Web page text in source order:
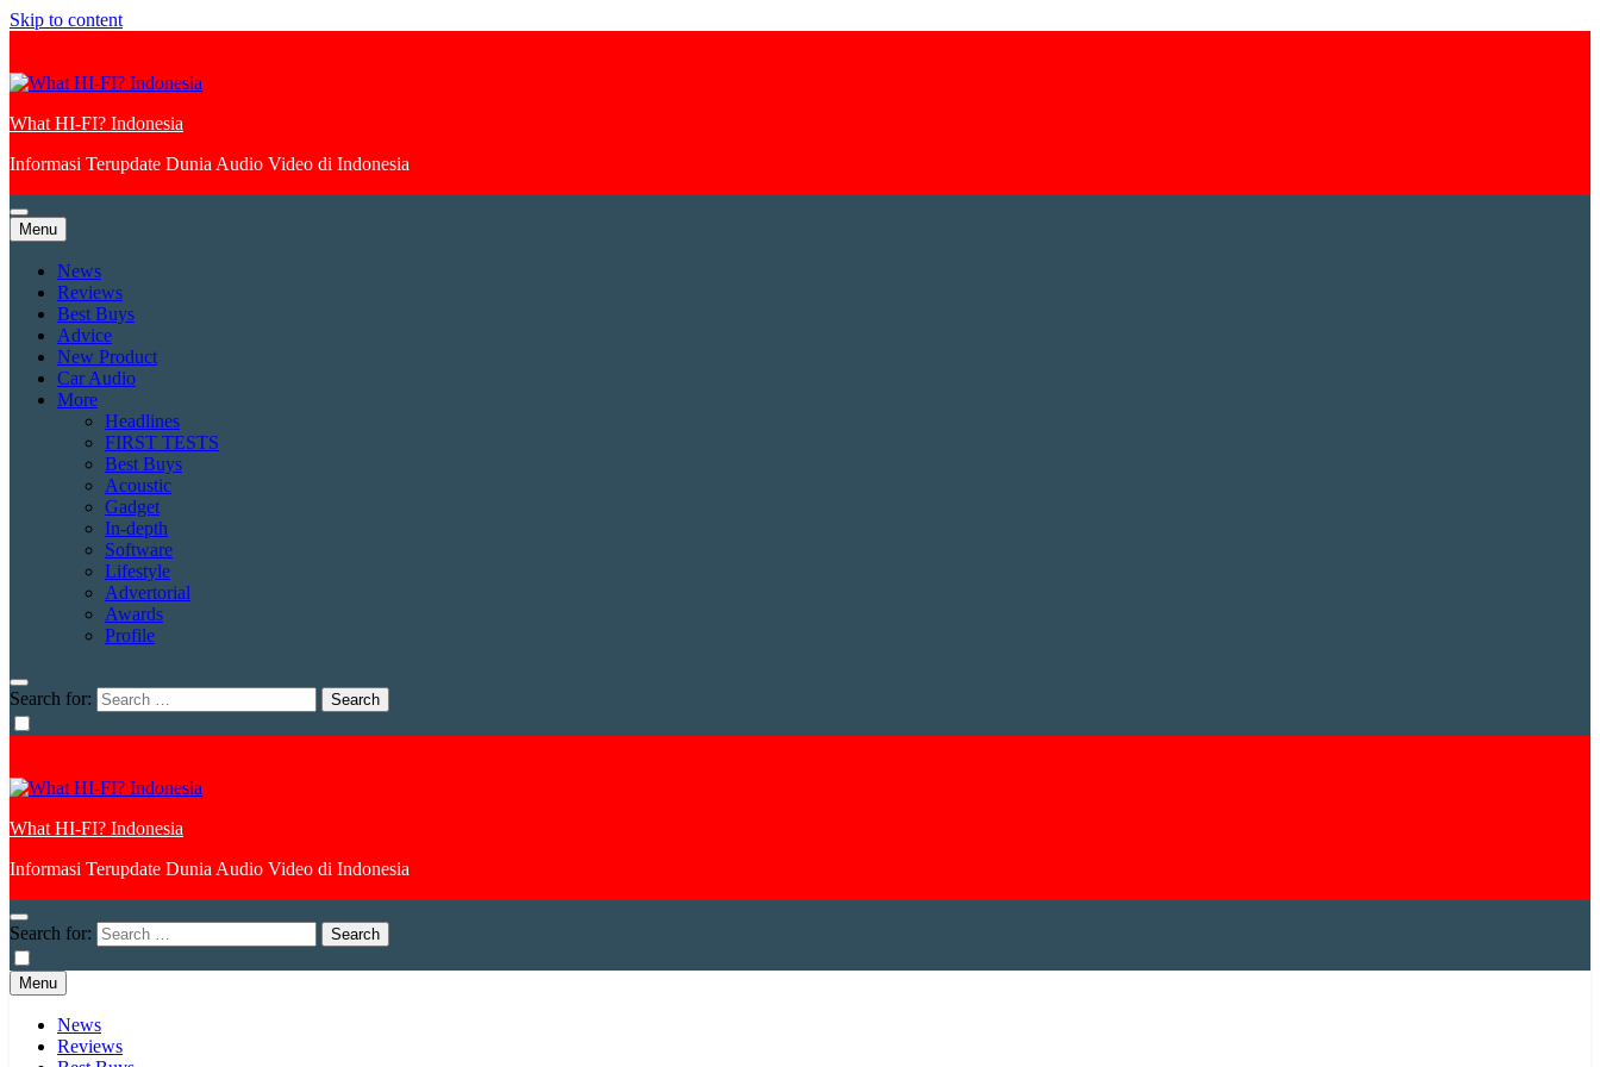
Skip to content
What HI-FI? Indonesia
Informasi Terupdate Dunia Audio Video di Indonesia
Menu
News
Reviews
Best Buys
Advice
New Product
Car Audio
More
Headlines
FIRST TESTS
Best Buys
Acoustic
Gadget
In-depth
Software
Lifestyle
Advertorial
Awards
Profile
Search for:
What HI-FI? Indonesia
Informasi Terupdate Dunia Audio Video di Indonesia
Search for:
Menu
News
Reviews